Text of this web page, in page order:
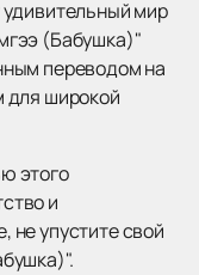
удивительный мир
(Бабушка)"
переводом на
для широкой
этого
и
не упустите свой